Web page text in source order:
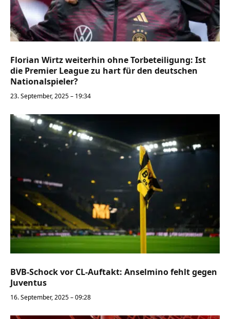
Florian Wirtz weiterhin ohne Torbeteiligung: Ist
die Premier League zu hart für den deutschen
Nationalspieler?
23. September, 2025 – 19:34
BVB-Schock vor CL-Auftakt: Anselmino fehlt gegen
Juventus
16. September, 2025 – 09:28